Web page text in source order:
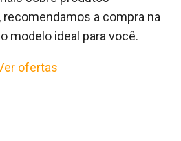
a compra na
modelo ideal para você.
ofertas